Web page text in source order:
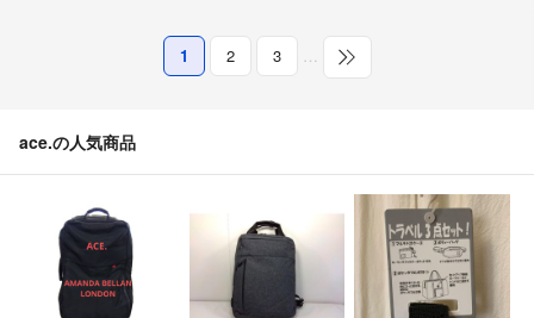
1 2 3 …
ace.の人気商品